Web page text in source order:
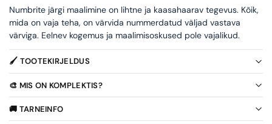
Numbrite järgi maalimine on lihtne ja kaasahaarav tegevus. Kõik,
mida on vaja teha, on värvida nummerdatud väljad vastava
värviga. Eelnev kogemus ja maalimisoskused pole vajalikud.
🖌️ TOOTEKIRJELDUS
🎨 MIS ON KOMPLEKTIS?
🚚 TARNEINFO